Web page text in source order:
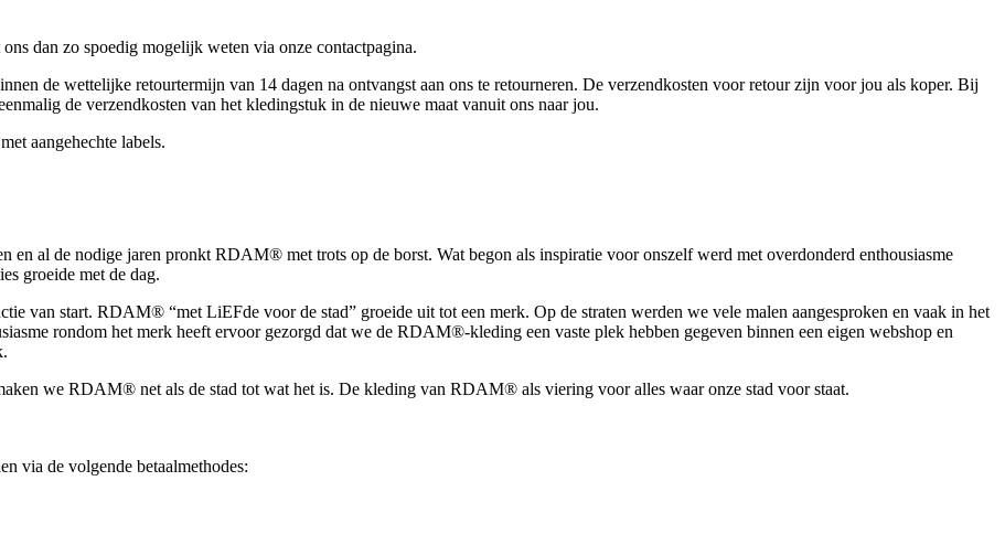
dan zo spoedig mogelijk weten via onze contactpagina.
de wettelijke retourtermijn van 14 dagen na ontvangst aan ons te retourneren. De verzendkosten voor retour zijn voor jou als koper. Bij
de verzendkosten van het kledingstuk in de nieuwe maat vanuit ons naar jou.
aangehechte labels.
en al de nodige jaren pronkt RDAM® met trots op de borst. Wat begon als inspiratie voor onszelf werd met overdonderd enthousiasme
groeide met de dag.
van start. RDAM® “met LiEFde voor de stad” groeide uit tot een merk. Op de straten werden we vele malen aangesproken en vaak in het
rondom het merk heeft ervoor gezorgd dat we de RDAM®-kleding een vaste plek hebben gegeven binnen een eigen webshop en
we RDAM® net als de stad tot wat het is. De kleding van RDAM® als viering voor alles waar onze stad voor staat.
via de volgende betaalmethodes: